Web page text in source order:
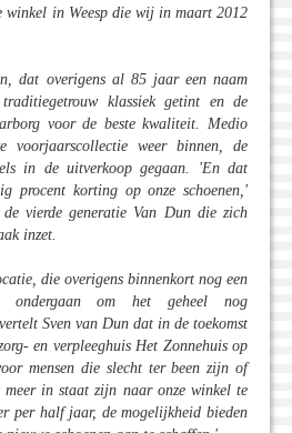
winkel in Weesp die wij in maart 2012
dat overigens al 85 jaar een naam
klassiek getint en de
voor de beste kwaliteit. Medio
voorjaarscollectie weer binnen, de
in de uitverkoop gegaan. 'En dat
procent korting op onze schoenen,'
vierde generatie Van Dun die zich
inzet.
die overigens binnenkort nog een
ondergaan om het geheel nog
Sven van Dun dat in de toekomst
en verpleeghuis Het Zonnehuis op
mensen die slecht ter been zijn of
meer in staat zijn naar onze winkel te
per half jaar, de mogelijkheid bieden